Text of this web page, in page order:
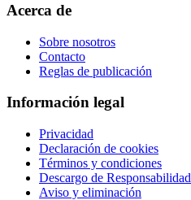
Acerca de
Sobre nosotros
Contacto
Reglas de publicación
Información legal
Privacidad
Declaración de cookies
Términos y condiciones
Descargo de Responsabilidad
Aviso y eliminación